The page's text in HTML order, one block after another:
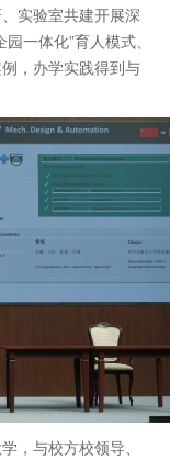
实验室共建开展深
园一体化”育人模式、
，办学实践得到与
，与校方校领导、